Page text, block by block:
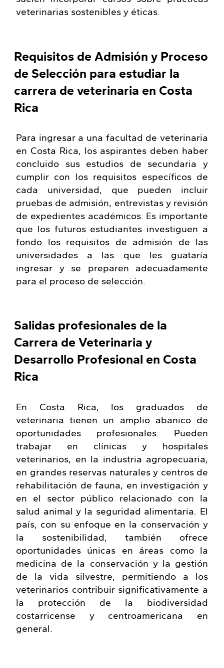
veterinarias sostenibles y éticas.
Requisitos de Admisión y Proceso
de Selección para estudiar la
carrera de veterinaria en Costa
Rica
Para ingresar a una facultad de veterinaria
en Costa Rica, los aspirantes deben haber
concluido sus estudios de secundaria y
cumplir con los requisitos específicos de
cada universidad, que pueden incluir
pruebas de admisión, entrevistas y revisión
de expedientes académicos. Es importante
que los futuros estudiantes investiguen a
fondo los requisitos de admisión de las
universidades a las que les guataría
ingresar y se preparen adecuadamente
para el proceso de selección.
Salidas profesionales de la
Carrera de Veterinaria y
Desarrollo Profesional en Costa
Rica
En Costa Rica, los graduados de
veterinaria tienen un amplio abanico de
oportunidades profesionales. Pueden
trabajar en clínicas y hospitales
veterinarios, en la industria agropecuaria,
en grandes reservas naturales y centros de
rehabilitación de fauna, en investigación y
en el sector público relacionado con la
salud animal y la seguridad alimentaria. El
país, con su enfoque en la conservación y
la sostenibilidad, también ofrece
oportunidades únicas en áreas como la
medicina de la conservación y la gestión
de la vida silvestre, permitiendo a los
veterinarios contribuir significativamente a
la protección de la biodiversidad
costarricense y centroamericana en
general.